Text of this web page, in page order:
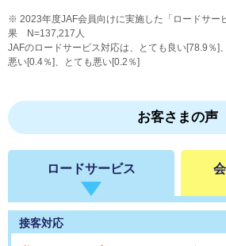
2023年度JAF会員向けに実施した「ロードサー
果 N=137,217人
JAFのロードサービス対応は、とても良い[78.9％]
悪い[0.4％]、とても悪い[0.2％]
お客さまの声
ロードサービス
接客対応